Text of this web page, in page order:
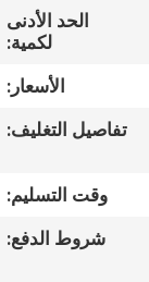
المعمل
مراقبة
الجودة
اتصل
الحد الأدنى
لكمية:
الأسعار:
تفاصيل التغليف:
وقت التسليم:
شروط الدفع: